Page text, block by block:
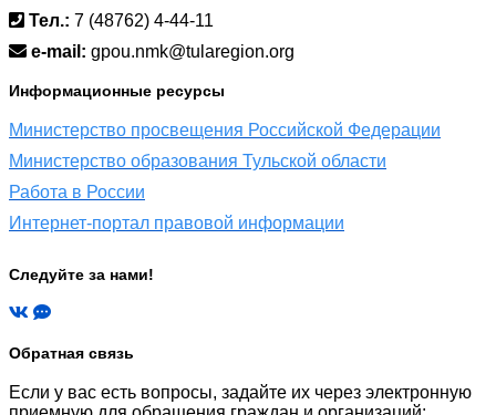
Тел.: 7 (48762) 4-44-11
e-mail: gpou.nmk@tularegion.org
Информационные ресурсы
Министерство просвещения Российской Федерации
Министерство образования Тульской области
Работа в России
Интернет-портал правовой информации
Следуйте за нами!
Обратная связь
Если у вас есть вопросы, задайте их через электронную